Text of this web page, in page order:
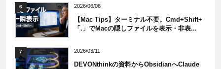
6 2026/06/06
【Mac Tips】ターミナル不要。Cmd+Shift+
「.」でMacの隠しファイルを表示・非表...
7 2026/03/11
DEVONthinkの資料からObsidianへClaude